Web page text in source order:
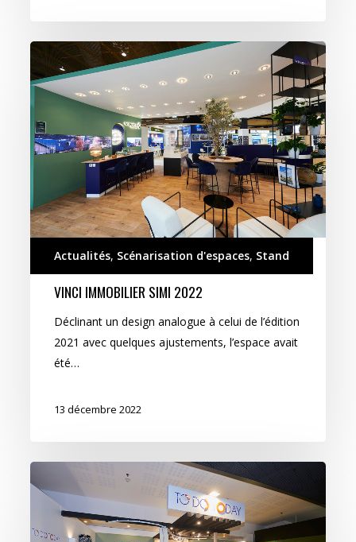
VINCI
immobilier
SIMI
Actualités, Scénarisation d'espaces, Stand
VINCI IMMOBILIER SIMI 2022
Déclinant un design analogue à celui de l’édition
2021 avec quelques ajustements, l’espace avait
été…
13 décembre 2022
do
Today
SIMI